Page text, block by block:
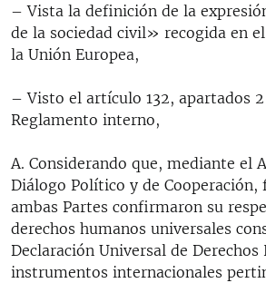
– Vista la definición de la
de la sociedad civil» recogida en
la Unión Europea,
– Visto el artículo 132, apartados
Reglamento interno,
A. Considerando que, mediante el
Diálogo Político y de Cooperación,
ambas Partes confirmaron su
derechos humanos universales
Declaración Universal de
instrumentos internacionales